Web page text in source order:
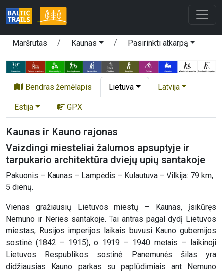
Maršrutas Kaunas Pasirinkti atkarpą
Bendras žemėlapis Lietuva Latvija
Estija GPX
Kaunas ir Kauno rajonas
Vaizdingi miesteliai žalumos apsuptyje ir
tarpukario architektūra dviejų upių santakoje
Pakuonis – Kaunas – Lampėdis – Kulautuva – Vilkija: 79 km,
5 dienų.
Vienas gražiausių Lietuvos miestų – Kaunas, įsikūręs
Nemuno ir Neries santakoje. Tai antras pagal dydį Lietuvos
miestas, Rusijos imperijos laikais buvusi Kauno gubernijos
sostinė (1842 – 1915), o 1919 – 1940 metais – laikinoji
Lietuvos Respublikos sostinė. Panemunės šilas yra
didžiausias Kauno parkas su paplūdimiais ant Nemuno